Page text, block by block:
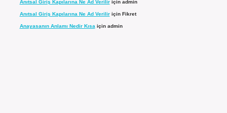
Anıtsal Giriş Kapılarına Ne Ad Veriliriçin admin
Anıtsal Giriş Kapılarına Ne Ad Veriliriçin Fikret
Anayasanın Anlamı Nedir Kısa için admin